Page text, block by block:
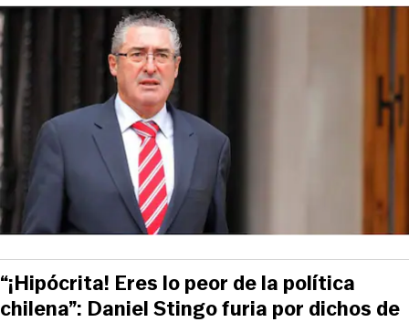
“¡Hipócrita! Eres lo peor de la política
chilena”: Daniel Stingo furia por dichos de